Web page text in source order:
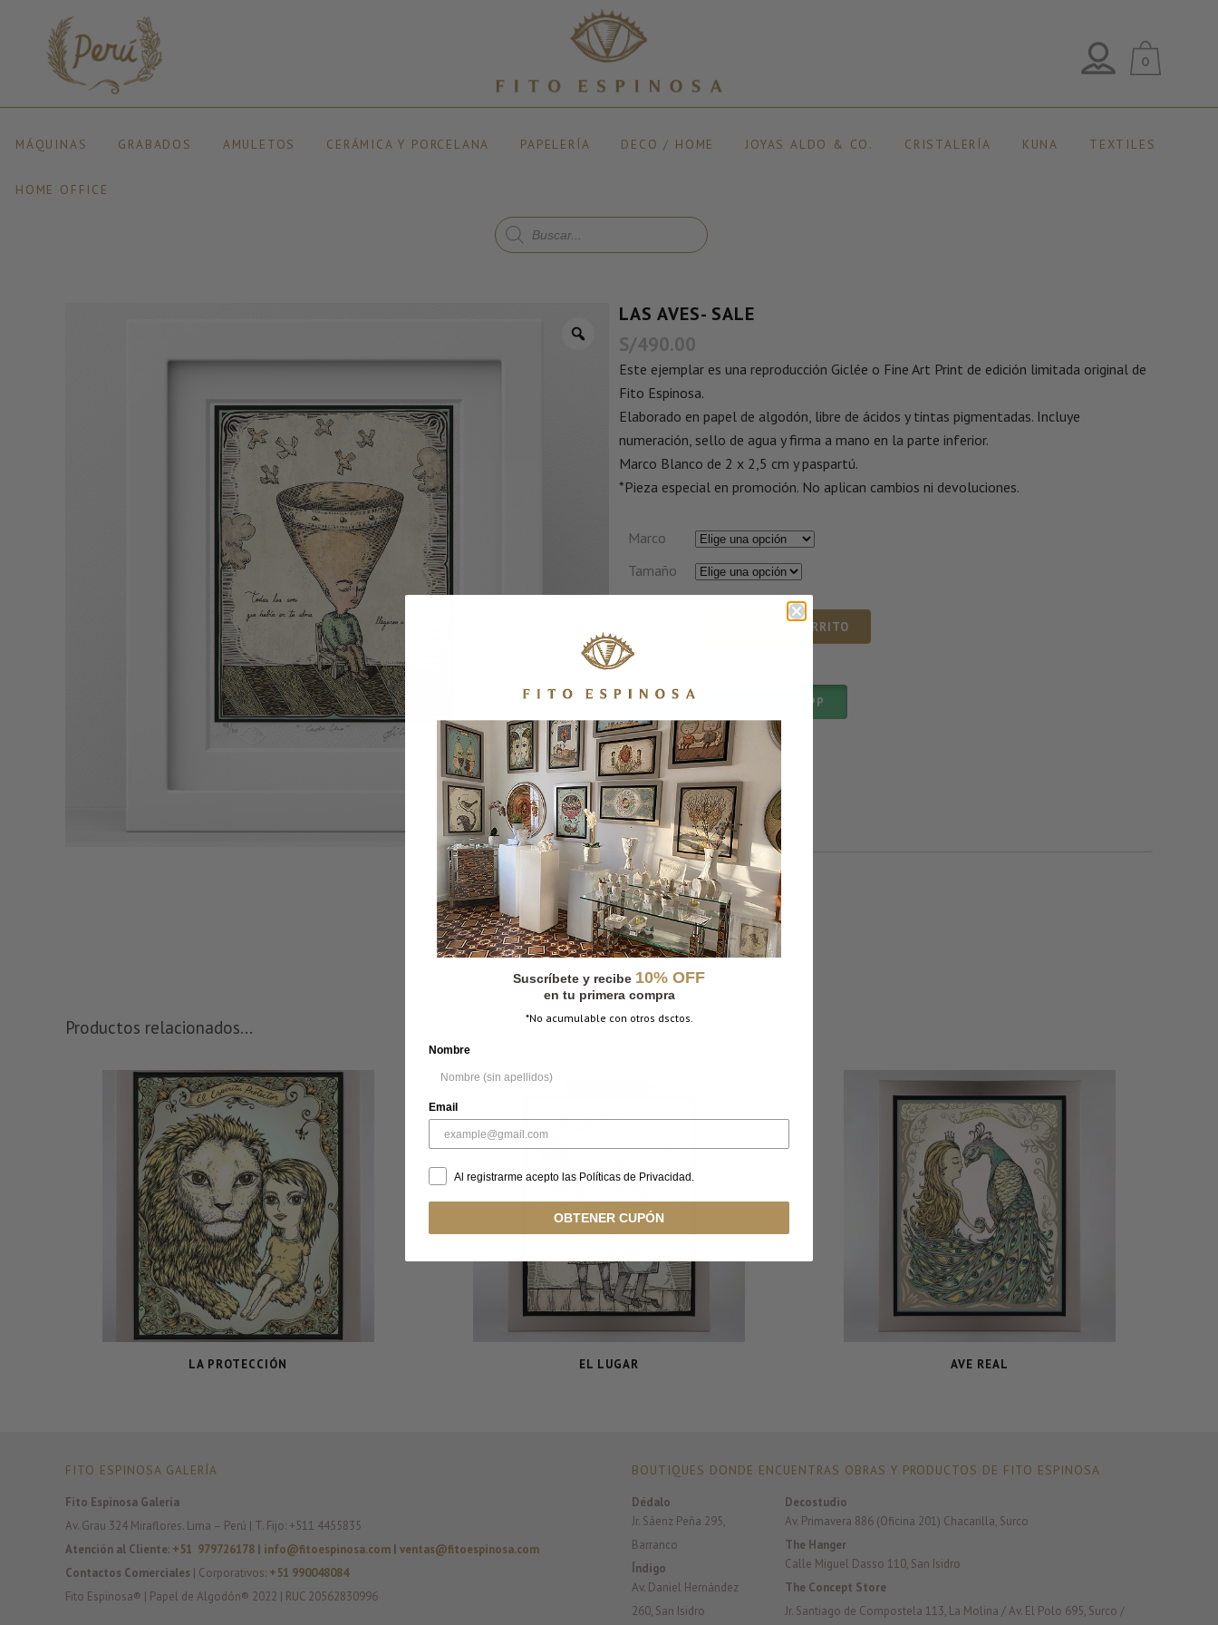
0
MÁQUINAS GRABADOS AMULETOS CERÁMICA Y PORCELANA PAPELERÍA DECO / HOME JOYAS ALDO & CO. CRISTALERÍA KUNA TEXTILES
HOME OFFICE
LAS AVES- SALE
S/490.00
Este ejemplar es una reproducción Giclée o Fine Art Print de edición limitada original de
Fito Espinosa.
Elaborado en papel de algodón, libre de ácidos y tintas pigmentadas. Incluye
numeración, sello de agua y firma a mano en la parte inferior.
Marco Blanco de 2 x 2,5 cm y paspartú.
*Pieza especial en promoción. No aplican cambios ni devoluciones.
Marco
Tamaño
AÑADIR AL CARRITO
CONSULTA POR WHATSAPP
SKU: LASAVES-1
CATEGORÍAS:Grabados
MÁS INFORMACIÓN
PESO
N/D
DIMENSIONES
N/D
Productos relacionados...
LA PROTECCIÓN EL LUGAR AVE REAL
FITO ESPINOSA GALERÍA
Fito Espinosa Galería
Av. Grau 324 Miraflores. Lima – Perú | T. Fijo: +511 4455835
Atención al Cliente: +51 979726178 | info@fitoespinosa.com | ventas@fitoespinosa.com
Contactos Comerciales | Corporativos: +51 990048084
Fito Espinosa® | Papel de Algodón® 2022 | RUC 20562830996
BOUTIQUES DONDE ENCUENTRAS OBRAS Y PRODUCTOS DE FITO ESPINOSA
Dédalo
Jr. Sáenz Peña 295,
Barranco
Índigo
Av. Daniel Hernández
260, San Isidro
Decostudio
Av. Primavera 886 (Oficina 201) Chacarilla, Surco
The Hanger
Calle Miguel Dasso 110, San Isidro
The Concept Store
Jr. Santiago de Compostela 113, La Molina / Av. El Polo 695, Surco /
Suscríbete y recibe 10% OFF
en tu primera compra
*No acumulable con otros dsctos.
Nombre
Email
Al registrarme acepto las Políticas de Privacidad.
OBTENER CUPÓN